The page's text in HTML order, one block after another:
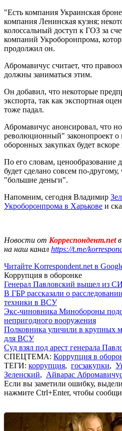
"Есть компания Украинская
компания Ленинская кузня;
колоссальный доступ к ГОЗ за
компаний Укроборонпрома,
продолжил он.
Абромавичус считает, что
должны заниматься этим.
Он добавил, что некоторые
экспорта, так как экспортная
тоже падал.
Абромавичус анонсировал, что
революционный" законопроект о
оборонных закупках будет
По его словам, ценообразование
будет сделано совсем по-другому,
"большие деньги".
Напомним, сегодня Владимир
Укроборонпрома в Харькове и
Новости от Корреспондент.net
на наш канал https://t.me/
Читайте Korrespondent.net в
Коррупция в оборонке
Генерал Павловский вышел из
В ГБР рассказали о
техники в ВСУ
Экс-чиновника Минобороны
непригодного вооружения
Полковника уличили в крупных
для ВСУ
Суд взял под арест генерала
СПЕЦТЕМА: Коррупция в
ТЕГИ: коррупция, госзакупки,
Зеленский, Айварас
Если вы заметили ошибку,
нажмите Ctrl+Enter, чтобы